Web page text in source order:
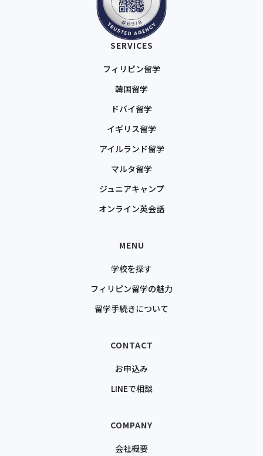
SERVICES
フィリピン留学
韓国留学
ドバイ留学
イギリス留学
アイルランド留学
マルタ留学
ジュニアキャンプ
オンライン英会話
MENU
学校を探す
フィリピン留学の魅力
留学手続きについて
CONTACT
お申込み
LINEで相談
COMPANY
会社概要